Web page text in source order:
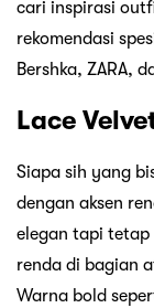
cari inspirasi
rekomendasi
Bershka, ZARA,
Lace
Siapa sih yang
dengan aksen
elegan tapi tetap
renda di bagian
Warna bold